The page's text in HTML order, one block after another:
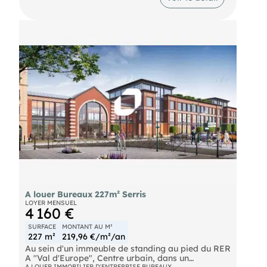
Bus Charité (Ligne 8, Ligne 3) Autoroute A5 - A6
A louer Bureaux 227m² Serris
LOYER MENSUEL
4 160 €
SURFACE
227 m²
MONTANT AU M²
219,96 €/m²/an
Au sein d'un immeuble de standing au pied du RER
A "Val d'Europe", Centre urbain, dans un